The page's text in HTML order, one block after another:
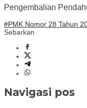
Pengembalian
#PMK Nomor 28 Tahun
Sebarkan
Navigasi pos